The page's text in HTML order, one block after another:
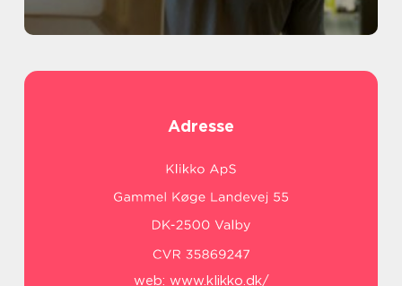
Adresse
web: www.klikko.dk/